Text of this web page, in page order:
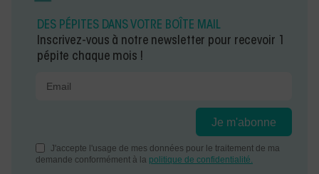
DES PÉPITES DANS VOTRE BOÎTE MAIL
Inscrivez-vous à notre newsletter pour recevoir 1
pépite chaque mois !